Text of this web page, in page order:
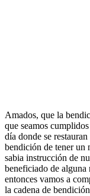
Amados, que la
que seamos
día donde se
bendición de tener un
sabia instrucción de
beneficiado de alguna
entonces vamos a
la cadena de